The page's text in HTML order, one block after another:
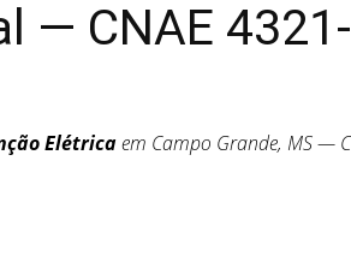
— CNAE
Elétricaem Campo Grande, MS —